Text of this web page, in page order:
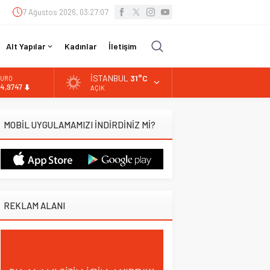
7 Ağustos 2026, 03:27:08
Alt Yapılar Kadınlar İletişim
47,5921
EURO
İSTANBUL 31°C
AÇIK
MOBİL UYGULAMAMIZI İNDİRDİNİZ Mİ?
REKLAM ALANI